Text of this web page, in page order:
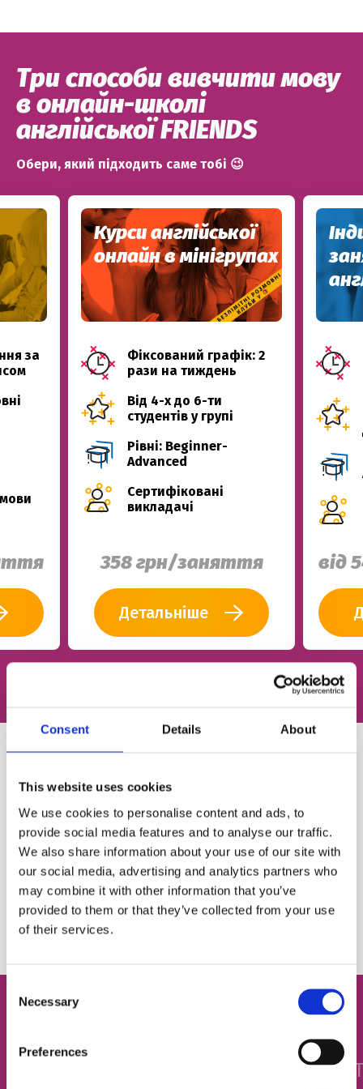
Consent Details About
This website uses cookies
We use cookies to personalise content and ads, to
provide social media features and to analyse our traffic.
We also share information about your use of our site with
our social media, advertising and analytics partners who
may combine it with other information that you’ve
provided to them or that they’ve collected from your use
of their services.
Selection
Necessary
Preferences
Три способи вивчити мову
в онлайн-школі
англійської FRIENDS
Обери, який підходить саме тобі 😉
за
Курси англійської
онлайн в мінігрупах
Фіксований графік: 2
рази на тиждень
Від 4-х до 6-ти
студентів у групі
Рівні: Beginner-
Advanced
Сертифіковані
викладачі
358 грн/заняття
Детальніше
від
Була англійська в школі, але потім все забулося?
Знаєш декілька тем з універу, ще парочку —
пам’ятаєш від репетиторів, і тепер взагалі не
розумієш, який у тебе рівень знань?
Є два варіанти — спробувати вгадати або пройти
1
PRE-